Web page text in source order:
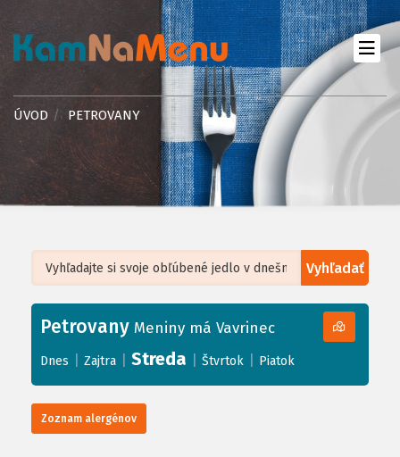
ÚVOD PETROVANY
Vyhľadať
+
−
Leaflet| ©OpenStreetMap, Tiles courtesy ofHumanitarian OpenStreetMap
Petrovany Meniny má Vavrinec
Dnes Zajtra Streda Štvrtok Piatok
Zoznam alergénov